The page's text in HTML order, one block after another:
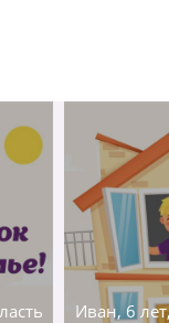
Иван, 6